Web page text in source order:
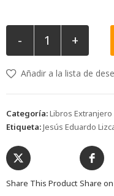
- +
Añadir a la lista de
Categoría:Libros Extranjero
Etiqueta:Jesús Eduardo
Share This Product Share